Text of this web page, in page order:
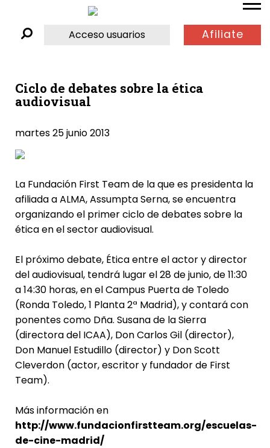
Acceso usuarios Afiliate
Ciclo de debates sobre la ética
audiovisual
martes 25 junio 2013
La Fundación First Team de la que es presidenta la
afiliada a ALMA, Assumpta Serna, se encuentra
organizando el primer ciclo de debates sobre la
ética en el sector audiovisual.
El próximo debate, Ética entre el actor y director
del audiovisual, tendrá lugar el 28 de junio, de 11:30
a 14:30 horas, en el Campus Puerta de Toledo
(Ronda Toledo, 1 Planta 2ª Madrid), y contará con
ponentes como Dña. Susana de la Sierra
(directora del ICAA), Don Carlos Gil (director),
Don Manuel Estudillo (director) y Don Scott
Cleverdon (actor, escritor y fundador de First
Team).
Más información en
http://www.fundacionfirstteam.org/escuelas-
de-cine-madrid/